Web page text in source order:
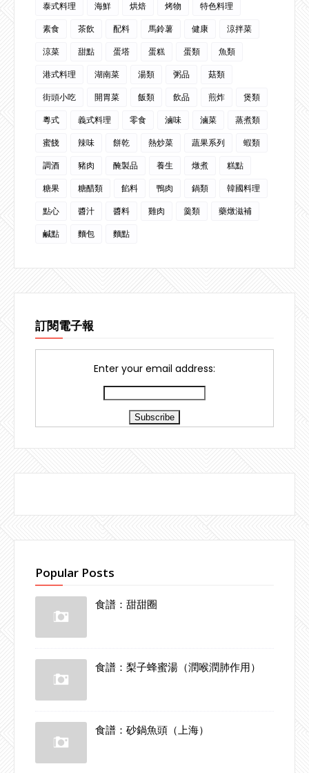
泰式料理 海鮮 烘焙 烤物
特色料理
素食
茶飲 配料 馬鈴薯 健康
涼拌菜
涼菜
甜點 蛋塔 蛋糕 蛋類
魚類
港式料理
湖南菜 湯類 粥品
菇類
街頭小吃
開胃菜 飯類 飲品 煎炸
煲類
粵式
義式料理 零食 滷味 滷菜
蒸煮類
蜜餞
辣味 餅乾 熱炒菜 蔬果系列
蝦類
調酒
豬肉 醃製品 養生 燉煮
糕點
糖果
糖醋類 餡料 鴨肉 鍋類
韓國料理
點心
醬汁 醬料 雞肉 羹類
藥燉滋補
鹹點
麵包 麵點
訂閱電子報
Enter your email address:
Popular Posts
食譜：甜甜圈
食譜：梨子蜂蜜湯（潤喉潤肺作用）
食譜：砂鍋魚頭（上海）